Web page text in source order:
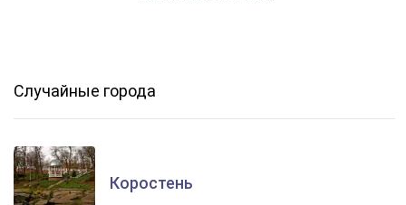
Случайные города
Коростень